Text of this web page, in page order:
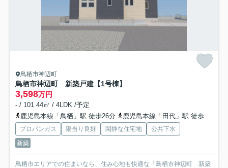
鳥栖市神辺町
鳥栖市神辺町 新築戸建【1号棟】
3,598万円
- / 101.44㎡ / 4LDK /予定
鹿児島本線「鳥栖」駅 徒歩26分
鹿児島本線「田代」駅 徒歩22分
プロパンガス 陽当り良好 閑静な住宅地
公共下水
新築
鳥栖市エリアでの住まいなら、住み心地も快適な「鳥栖市神辺町 新築